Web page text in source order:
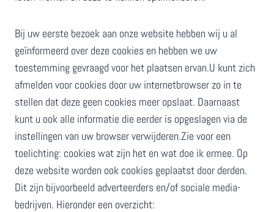
Bij uw eerste bezoek aan onze website hebben wij u al
geïnformeerd over deze cookies en hebben we uw
toestemming gevraagd voor het plaatsen ervan.U kunt zich
afmelden voor cookies door uw internetbrowser zo in te
stellen dat deze geen cookies meer opslaat. Daarnaast
kunt u ook alle informatie die eerder is opgeslagen via de
instellingen van uw browser verwijderen.Zie voor een
toelichting: cookies wat zijn het en wat doe ik ermee. Op
deze website worden ook cookies geplaatst door derden.
Dit zijn bijvoorbeeld adverteerders en/of sociale media-
bedrijven. Hieronder een overzicht: